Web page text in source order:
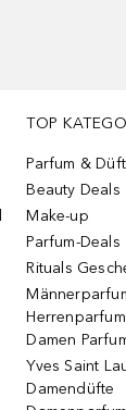
TOP
Parfum &
Beauty Deals
Make-up
Parfum-Deals
Rituals
Herrenparfum
Damen
Yves Saint
Damendüfte